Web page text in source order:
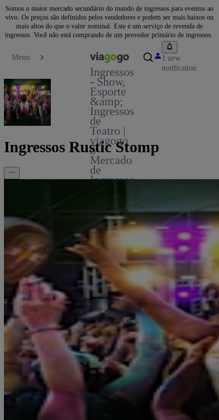
Somos o maior mercado secundário do mundo de ingressos para eventos ao
vivo. Os preços são definidos pelos vendedores e podem ser mais baixos ou
mais altos do que o valor nominal. Este é um serviço de revenda de
ingressos. Você não está comprando de um provedor primário de ingressos.
Menu
Ingressos
- Show,
Esporte
&amp;
Ingressos
de
Teatro |
viagogo
o
Mercado
de
Ingressos
1 new
notification
Ingressos Rustic Stomp